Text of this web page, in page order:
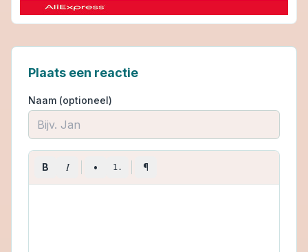
Plaats een reactie
Naam (optioneel)
B I • 1. ¶